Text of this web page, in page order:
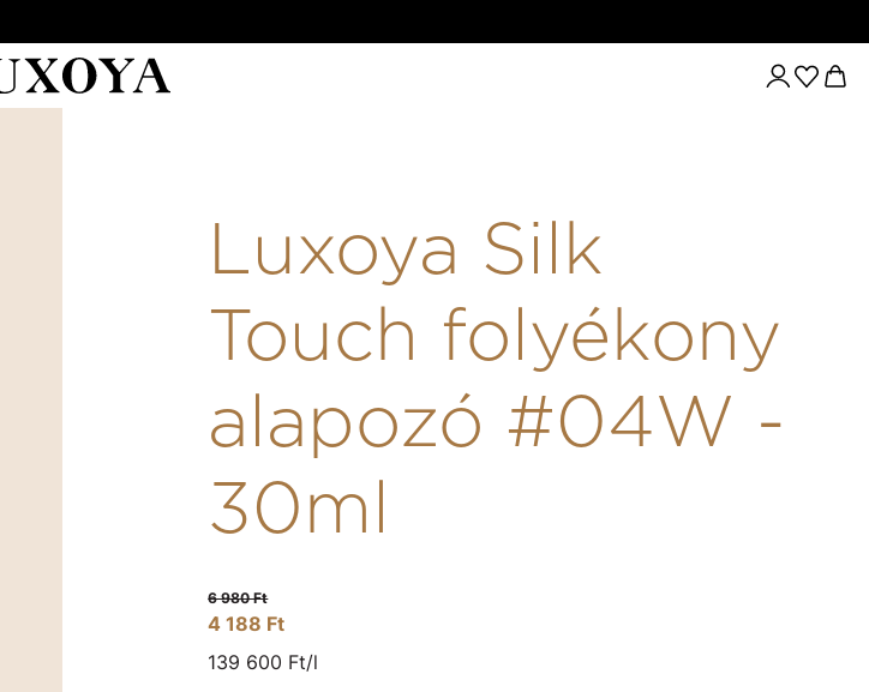
Luxoya Silk
Touch folyékony
alapozó #04W -
30ml
6 980 Ft
4 188 Ft
139 600 Ft/l